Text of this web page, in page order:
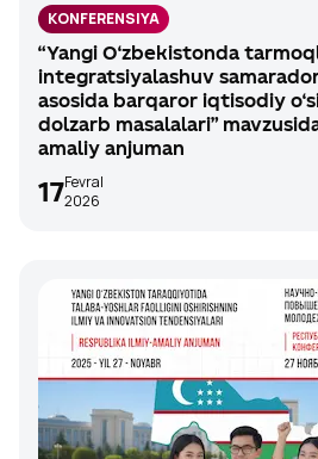
KONFERENSIYA
“Yangi O‘zbekistonda
integratsiyalashuv
asosida barqaror iqtisodiy
dolzarb masalalari”
amaliy anjuman
17Fevral
2026